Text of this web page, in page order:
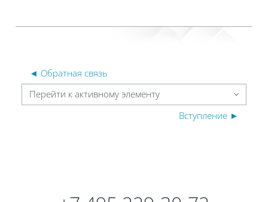
◄ Обратная связь
Перейти к активному элементу
Вступление ►